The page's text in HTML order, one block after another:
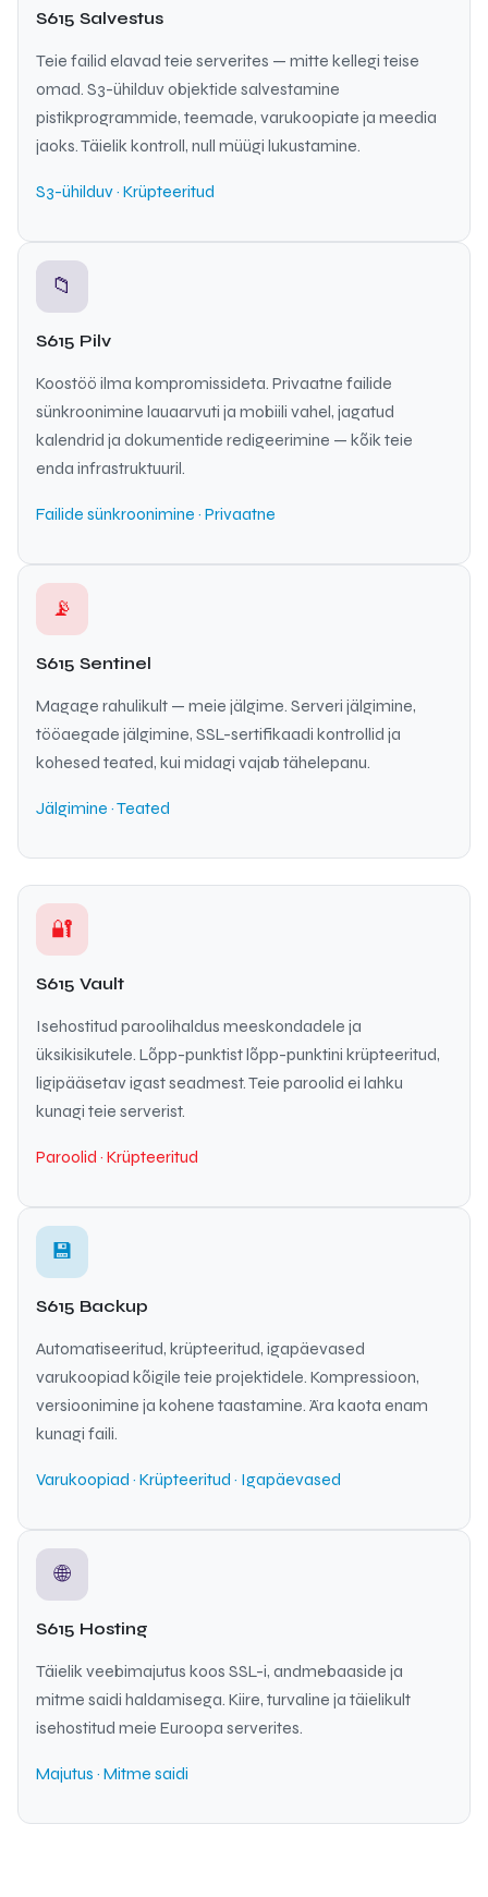
S615 Salvestus
Teie failid elavad teie serverites — mitte kellegi teise
omad. S3-ühilduv objektide salvestamine
pistikprogrammide, teemade, varukoopiate ja meedia
jaoks. Täielik kontroll, null müügi lukustamine.
S3-ühilduv · Krüpteeritud
📁
S615 Pilv
Koostöö ilma kompromissideta. Privaatne failide
sünkroonimine lauaarvuti ja mobiili vahel, jagatud
kalendrid ja dokumentide redigeerimine — kõik teie
enda infrastruktuuril.
Failide sünkroonimine · Privaatne
📡
S615 Sentinel
Magage rahulikult — meie jälgime. Serveri jälgimine,
tööaegade jälgimine, SSL-sertifikaadi kontrollid ja
kohesed teated, kui midagi vajab tähelepanu.
Jälgimine · Teated
🔐
S615 Vault
Isehostitud paroolihaldus meeskondadele ja
üksikisikutele. Lõpp-punktist lõpp-punktini krüpteeritud,
ligipääsetav igast seadmest. Teie paroolid ei lahku
kunagi teie serverist.
Paroolid · Krüpteeritud
💾
S615 Backup
Automatiseeritud, krüpteeritud, igapäevased
varukoopiad kõigile teie projektidele. Kompressioon,
versioonimine ja kohene taastamine. Ära kaota enam
kunagi faili.
Varukoopiad · Krüpteeritud · Igapäevased
🌐
S615 Hosting
Täielik veebimajutus koos SSL-i, andmebaaside ja
mitme saidi haldamisega. Kiire, turvaline ja täielikult
isehostitud meie Euroopa serverites.
Majutus · Mitme saidi